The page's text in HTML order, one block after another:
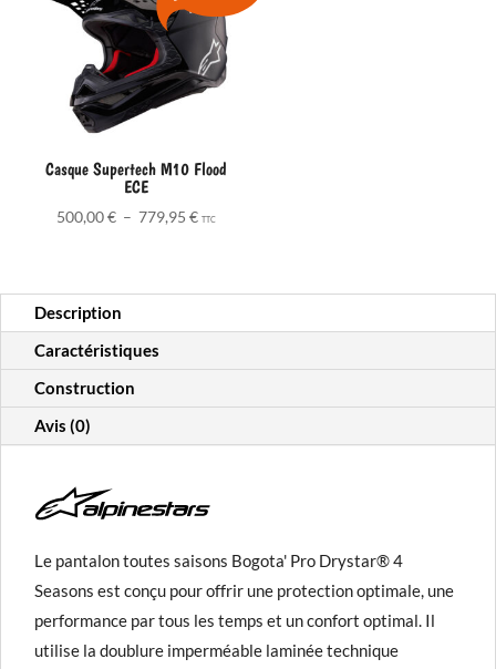
Casque Supertech M10 Flood
ECE
500,00€ – 779,95€Plage
779,95 €
TTC
Description
Caractéristiques
Construction
Avis (0)
Le pantalon toutes saisons Bogota' Pro Drystar® 4
Seasons est conçu pour offrir une protection optimale, une
performance par tous les temps et un confort optimal. Il
utilise la doublure imperméable laminée technique